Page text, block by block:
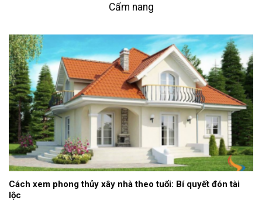
Cẩm nang
Cách xem phong thủy xây nhà theo tuổi: Bí quyết đón tài
lộc